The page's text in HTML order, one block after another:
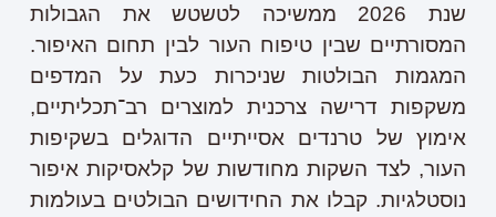
שנת 2026 ממשיכה לטשטש את הגבולות
המסורתיים שבין טיפוח העור לבין תחום האיפור.
המגמות הבולטות שניכרות כעת על המדפים
משקפות דרישה צרכנית למוצרים רב־תכליתיים,
אימוץ של טרנדים אסייתיים הדוגלים בשקיפות
העור, לצד השקות מחודשות של קלאסיקות איפור
נוסטלגיות. קבלו את החידושים הבולטים בעולמות